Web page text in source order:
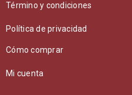
Término y condiciones
Política de privacidad
Cómo comprar
Mi cuenta